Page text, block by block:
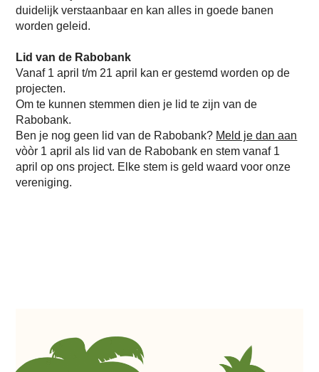
duidelijk verstaanbaar en kan alles in goede banen
worden geleid.
Lid van de Rabobank
Vanaf 1 april t/m 21 april kan er gestemd worden op de
projecten.
Om te kunnen stemmen dien je lid te zijn van de
Rabobank.
Ben je nog geen lid van de Rabobank? Meld je dan aan
vòòr 1 april als lid van de Rabobank en stem vanaf 1
april op ons project. Elke stem is geld waard voor onze
vereniging.